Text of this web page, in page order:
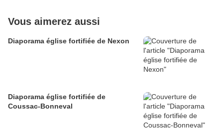
Vous aimerez aussi
Diaporama église fortifiée de Nexon
Diaporama église fortifiée de
Coussac-Bonneval